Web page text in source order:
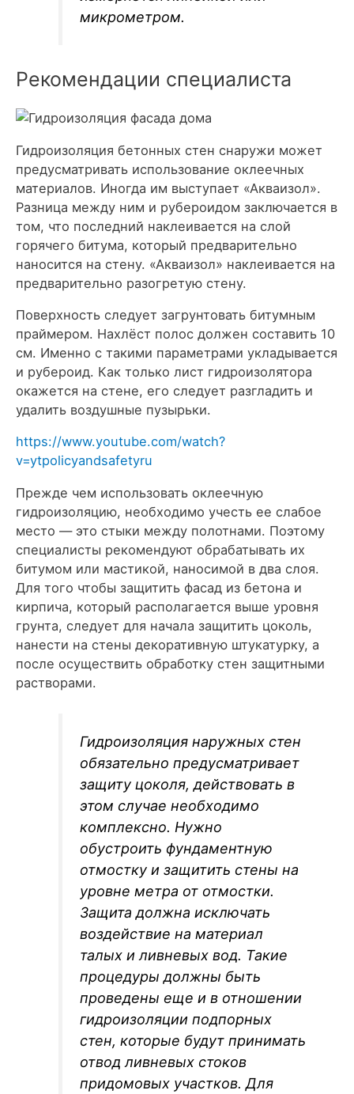
микрометром.
Рекомендации специалиста
Гидроизоляция бетонных стен снаружи может
предусматривать использование оклеечных
материалов. Иногда им выступает «Акваизол».
Разница между ним и рубероидом заключается в
том, что последний наклеивается на слой
горячего битума, который предварительно
наносится на стену. «Акваизол» наклеивается на
предварительно разогретую стену.
Поверхность следует загрунтовать битумным
праймером. Нахлёст полос должен составить 10
см. Именно с такими параметрами укладывается
и рубероид. Как только лист гидроизолятора
окажется на стене, его следует разгладить и
удалить воздушные пузырьки.
https://www.youtube.com/watch?
v=ytpolicyandsafetyru
Прежде чем использовать оклеечную
гидроизоляцию, необходимо учесть ее слабое
место — это стыки между полотнами. Поэтому
специалисты рекомендуют обрабатывать их
битумом или мастикой, наносимой в два слоя.
Для того чтобы защитить фасад из бетона и
кирпича, который располагается выше уровня
грунта, следует для начала защитить цоколь,
нанести на стены декоративную штукатурку, а
после осуществить обработку стен защитными
растворами.
Гидроизоляция наружных стен
обязательно предусматривает
защиту цоколя, действовать в
этом случае необходимо
комплексно. Нужно
обустроить фундаментную
отмостку и защитить стены на
уровне метра от отмостки.
Защита должна исключать
воздействие на материал
талых и ливневых вод. Такие
процедуры должны быть
проведены еще и в отношении
гидроизоляции подпорных
стен, которые будут принимать
отвод ливневых стоков
придомовых участков. Для